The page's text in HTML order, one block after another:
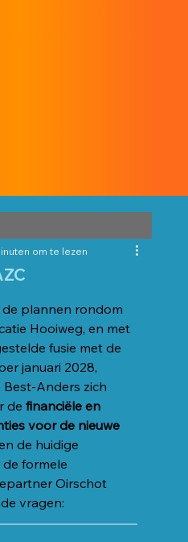
om te lezen
uit 5 sterren.
plannen rondom
Hooiweg, en met
fusie met de
januari 2028,
Anders zich
de financiële en
voor de nieuwe
de huidige
formele
Oirschot
vragen: